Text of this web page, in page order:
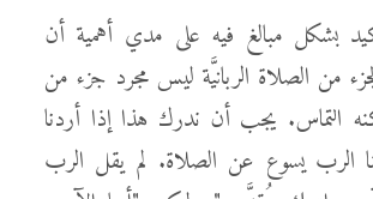
بشكل مبالغ فيه على مدي أهمية أن
من الصلاة الربانيَّة ليس مجرد جزء من
التماس. يجب أن ندرك هذا إذا أردنا
الرب يسوع عن الصلاة. لم يقل الرب